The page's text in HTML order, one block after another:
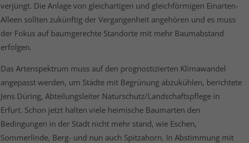
verjüngt. Die Anlage von gleichartigen und gleichförmigen Einarten-
Alleen sollten zukünftig der Vergangenheit angehören und es muss
der Fokus auf baumgerechte Standorte mit mehr Baumabstand
erfolgen.
Das Artenspektrum muss auf den prognostizierten Klimawandel
angepasst werden, um Städte mit Begrünung abzukühlen, berichtete
Jens Düring, Abteilungsleiter Naturschutz/Landschaftspflege in
Erfurt. Schon jetzt halten viele heimische Baumarten den
Bedingungen in der Stadt nicht mehr stand, wie Eschen,
Sommerlinde, Berg- und nun auch Spitzahorn. In Abstimmung mit